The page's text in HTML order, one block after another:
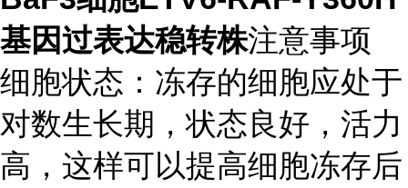
基因过表达稳转株注意事项
细胞状态：冻存的细胞应处于
对数生长期，状态良好，活力
高，这样可以提高细胞冻存后